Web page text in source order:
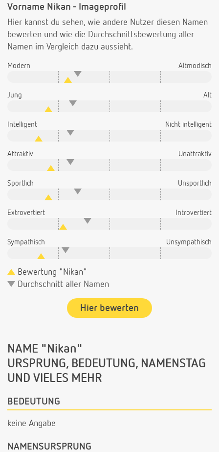
Vorname Nikan - Imageprofil
Hier kannst du sehen, wie andere Nutzer diesen Namen
bewerten und wie die Durchschnittsbewertung aller
Namen im Vergleich dazu aussieht.
Modern Altmodisch
Jung Alt
Intelligent Nicht intelligent
Attraktiv Unattraktiv
Sportlich Unsportlich
Extrovertiert Introvertiert
Sympathisch Unsympathisch
Bewertung "Nikan"
Durchschnitt aller Namen
Hier bewerten
NAME "Nikan"
URSPRUNG, BEDEUTUNG, NAMENSTAG
UND VIELES MEHR
BEDEUTUNG
keine Angabe
NAMENSURSPRUNG